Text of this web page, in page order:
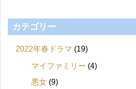
カテゴリー
2022年春ドラマ (19)
マイファミリー (4)
悪女 (9)